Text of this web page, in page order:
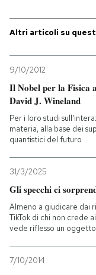
NEWSLETTER
I MIEI PREFERITI
SHOP
AREA
Entra
Altri articoli su
9/10/2012
Il Nobel per la Fisica
David J. Wineland
Per i loro studi
materia, alla base dei
quantistici del futuro
31/3/2025
Gli specchi ci
Almeno a giudicare dai
TikTok di chi non crede
vede riflesso un
7/10/2014